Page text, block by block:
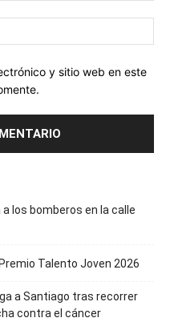
y sitio web en este
los bomberos en la calle
Talento Joven 2026
a Santiago tras recorrer
contra el cáncer